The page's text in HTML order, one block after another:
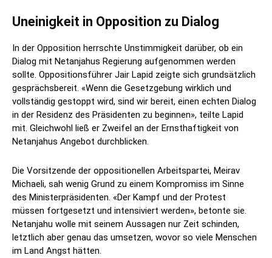
Uneinigkeit in Opposition zu Dialog
In der Opposition herrschte Unstimmigkeit darüber, ob ein
Dialog mit Netanjahus Regierung aufgenommen werden
sollte. Oppositionsführer Jair Lapid zeigte sich grundsätzlich
gesprächsbereit. «Wenn die Gesetzgebung wirklich und
vollständig gestoppt wird, sind wir bereit, einen echten Dialog
in der Residenz des Präsidenten zu beginnen», teilte Lapid
mit. Gleichwohl ließ er Zweifel an der Ernsthaftigkeit von
Netanjahus Angebot durchblicken.
Die Vorsitzende der oppositionellen Arbeitspartei, Meirav
Michaeli, sah wenig Grund zu einem Kompromiss im Sinne
des Ministerpräsidenten. «Der Kampf und der Protest
müssen fortgesetzt und intensiviert werden», betonte sie.
Netanjahu wolle mit seinem Aussagen nur Zeit schinden,
letztlich aber genau das umsetzen, wovor so viele Menschen
im Land Angst hätten.